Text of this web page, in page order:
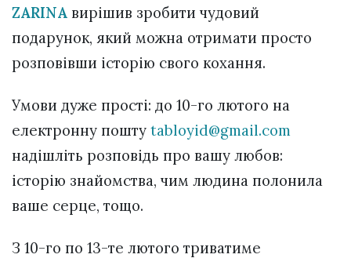
ZARINA вирішив зробити чудовий
подарунок, який можна отримати просто
розповівши історію свого кохання.
Умови дуже прості: до 10-го лютого на
електронну пошту tabloyid@gmail.com
надішліть розповідь про вашу любов:
історію знайомства, чим людина полонила
ваше серце, тощо.
З 10-го по 13-те лютого триватиме